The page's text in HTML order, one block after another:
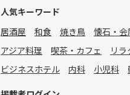
人気キーワード
居酒屋
和食 焼き鳥 懐石・会
アジア料理
喫茶・カフェ リ
ビジネスホテル
内科 小児科